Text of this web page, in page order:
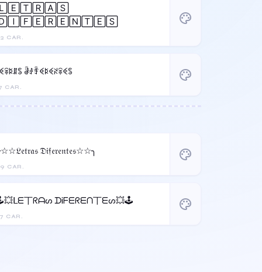
CAR.
🄻🄴🅃🅁🄰🅂
palette
CAR.
ꂠꂑꄞꈼꌅꈼꋊꋖꈼꌚ palette
CAR.
𝔇𝔦𝔣𝔢𝔯𝔢𝔫𝔱𝔢𝔰☆☆╮ palette
CAR.
丅ᖇᗩᔕ ᗪᎥᖴᗴᖇᗴᑎ丅ᗴᔕ💥🕹️ palette